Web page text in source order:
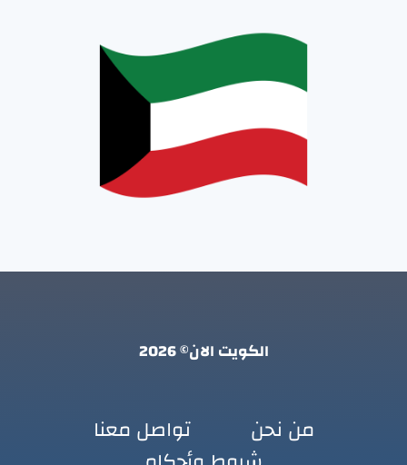
الكويت الان© 2026
من نحن
تواصل معنا